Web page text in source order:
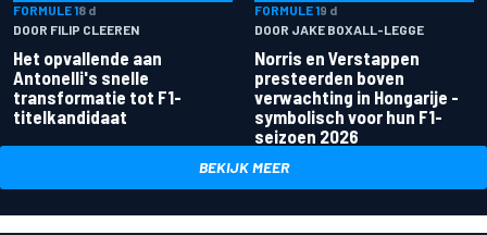
FORMULE 18 d
DOOR FILIP CLEEREN
Het opvallende aan
Antonelli's snelle
transformatie tot F1-
titelkandidaat
FORMULE 19 d
DOOR JAKE BOXALL-LEGGE
Norris en Verstappen
presteerden boven
verwachting in Hongarije -
symbolisch voor hun F1-
seizoen 2026
BEKIJK MEER